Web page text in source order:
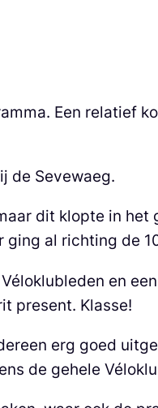
Een relatief
de Sevewaeg.
dit klopte in het
al richting de
en
present. Klasse!
erg goed
de gehele